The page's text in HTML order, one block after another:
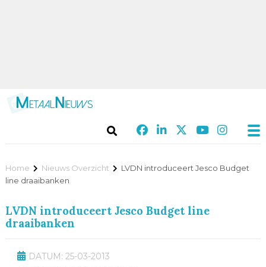
Home Nieuws Overzicht
LVDN introduceert Jesco Budget
line draaibanken
LVDN introduceert Jesco Budget line
draaibanken
DATUM: 25-03-2013